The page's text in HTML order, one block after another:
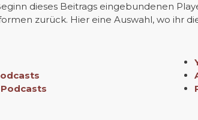
dieses Beitrags eingebundenen
zurück. Hier eine Auswahl, wo ihr